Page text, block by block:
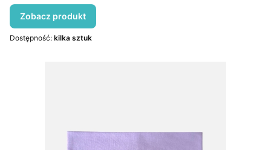
Zobacz produkt
Dostępność: kilka sztuk